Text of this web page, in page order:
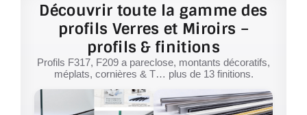
Découvrir toute la gamme des
profils Verres et Miroirs –
profils & finitions
Profils F317, F209 a pareclose, montants décoratifs,
méplats, cornières & T… plus de 13 finitions.